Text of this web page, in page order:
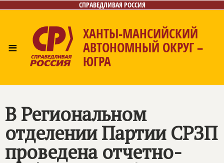
СПРАВЕДЛИВАЯ РОССИЯ
≡
ХАНТЫ-МАНСИЙСКИЙ
АВТОНОМНЫЙ ОКРУГ –
ЮГРА
В Региональном
отделении Партии СРЗП
проведена отчетно-